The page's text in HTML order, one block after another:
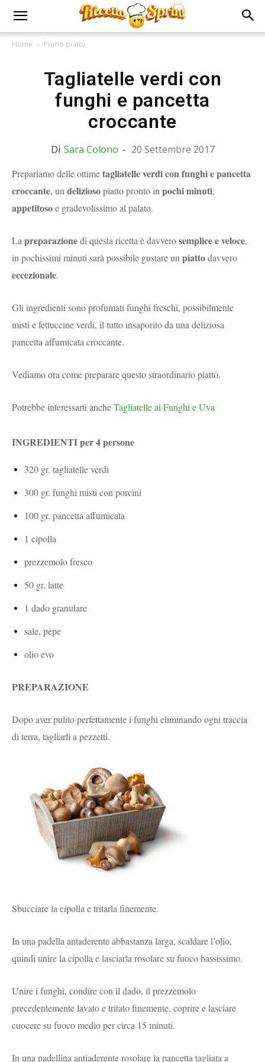
Home Primo piatto
Tagliatelle verdi con
funghi e pancetta
croccante
Di Sara Colono - 20 Settembre 2017
Prepariamo delle ottimetagliatelle verdi con funghi e pancetta
croccante, un deliziosopiatto pronto in pochi minuti,
appetitosoe gradevolissimo al palato.
La preparazionedi questa ricetta è davverosemplice e veloce,
in pochissimi minuti sarà possibile gustare un piattodavvero
eccezionale.
Gli ingredienti sono profumati funghi freschi, possibilmente
misti e fettuccine verdi, il tutto insaporito da una deliziosa
pancetta affumicata croccante.
Vediamo ora come preparare questo straordinario piatto.
Potrebbe interessarti ancheTagliatelle ai Funghi e Uva
INGREDIENTI per 4 persone
320 gr. tagliatelle verdi
300 gr. funghi misti con porcini
100 gr. pancetta affumicata
1 cipolla
prezzemolo fresco
50 gr. latte
1 dado granulare
sale, pepe
olio evo
PREPARAZIONE
Dopo aver pulito perfettamente i funghi eliminando ogni traccia
di terra, tagliarli a pezzetti.
Sbucciare la cipolla e tritarla finemente.
In una padella antaderente abbastanza larga, scaldare l’olio,
quindi unire la cipolla e lasciarla rosolare su fuoco bassissimo.
Unire i funghi, condire con il dado, il prezzemolo
precedentemente lavato e tritato finemente, coprire e lasciare
cuocere su fuoco medio per circa 15 minuti.
In una padellina antiaderente rosolare la pancetta tagliata a